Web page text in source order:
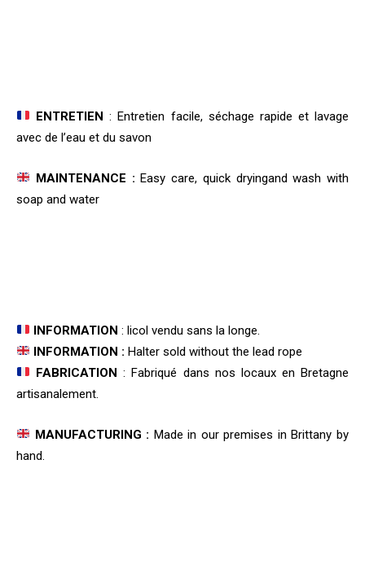
ENTRETIEN : Entretien facile, séchage rapide et lavage
avec de l’eau et du savon
MAINTENANCE :Easy care, quick dryingand wash with
soap and water
INFORMATION : licol vendu sans la longe.
INFORMATION : Halter sold without the lead rope
FABRICATION : Fabriqué dans nos locaux en Bretagne
artisanalement.
MANUFACTURING : Made in our premises in Brittany by
hand.